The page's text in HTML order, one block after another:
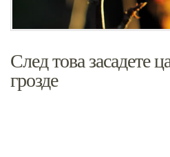
След това засадете
грозде